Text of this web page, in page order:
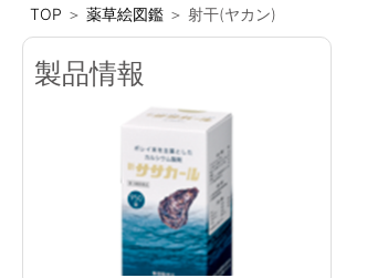
TOP ＞ 薬草絵図鑑 ＞ 射干(ヤカン)
製品情報